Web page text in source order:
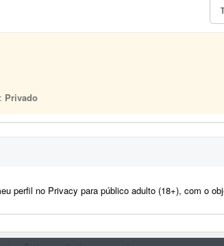
Privado
para público adulto (18+), com o objetivo de aumentar a base de assinantes e o